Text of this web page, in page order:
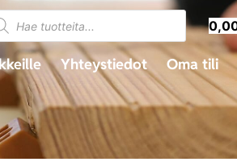
Yhteystiedot Oma tili